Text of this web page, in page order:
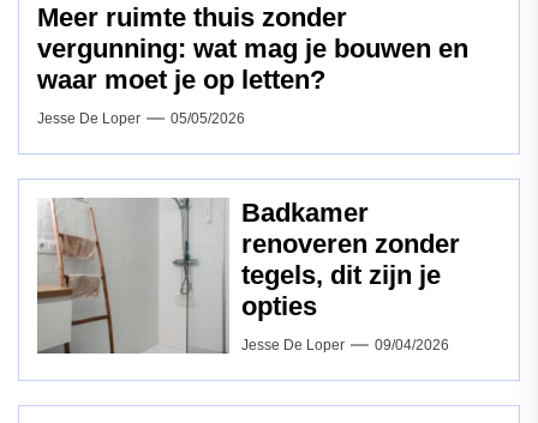
Meer ruimte thuis zonder
vergunning: wat mag je bouwen en
waar moet je op letten?
Jesse De Loper 05/05/2026
Badkamer
renoveren zonder
tegels, dit zijn je
opties
Jesse De Loper 09/04/2026